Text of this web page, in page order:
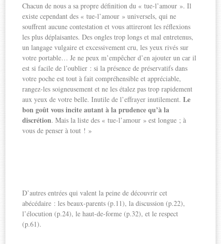
Chacun de nous a sa propre définition du « tue-l’amour ». Il
existe cependant des « tue-l’amour » universels, qui ne
souffrent aucune contestation et vous attireront les réflexions
les plus déplaisantes. Des ongles trop longs et mal entretenus,
un langage vulgaire et excessivement cru, les yeux rivés sur
votre portable… Je ne peux m’empêcher d’en ajouter un car il
est si facile de l’oublier : si la présence de préservatifs dans
votre poche est tout à fait compréhensible et appréciable,
rangez-les soigneusement et ne les étalez pas trop rapidement
aux yeux de votre belle. Inutile de l’effrayer inutilement.Le
bon goût vous incite autant à la prudence qu’à la
discrétion. Mais la liste des « tue-l’amour » est longue ; à
vous de penser à tout ! »
D’autres entrées qui valent la peine de découvrir cet
abécédaire : les beaux-parents (p.11), la discussion (p.22),
l’élocution (p.24), le haut-de-forme (p.32), et le respect
(p.61).